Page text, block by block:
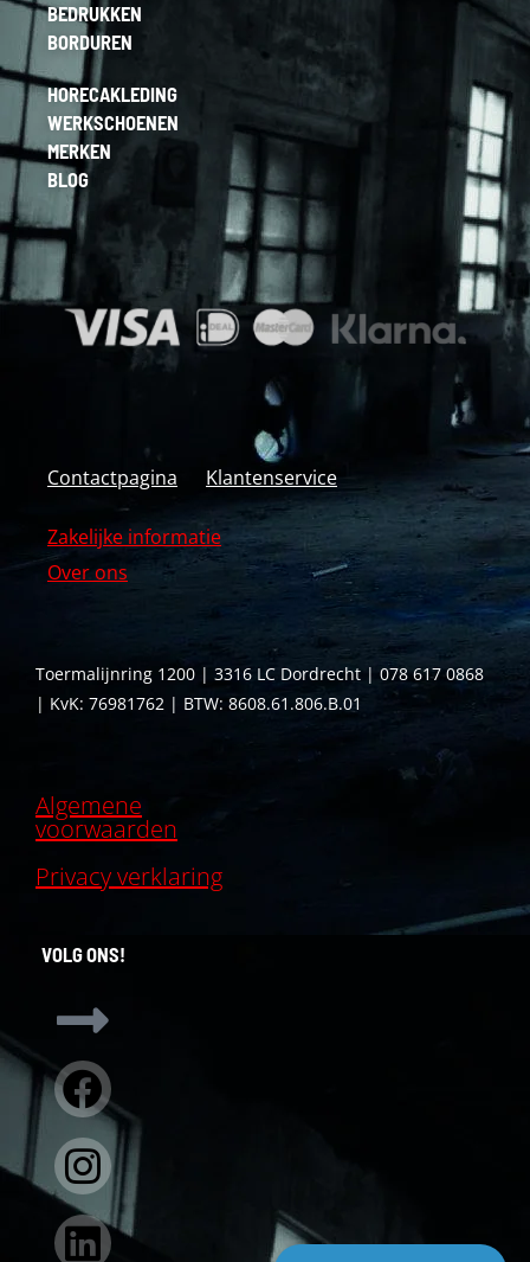
BEDRUKKEN
BORDUREN
HORECAKLEDING
WERKSCHOENEN
MERKEN
BLOG
Contactpagina Klantenservice
Zakelijke informatie
Over ons
Toermalijnring 1200 | 3316 LC Dordrecht | 078 617 0868
| KvK: 76981762 | BTW: 8608.61.806.B.01
Algemene
voorwaarden
Privacy verklaring
VOLG ONS!
Facebook
Instagram
Linkedin